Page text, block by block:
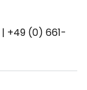
| +49 (0) 661-